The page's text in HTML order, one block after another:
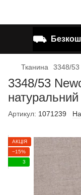
⛟
Тканина 3348/53
3348/53
Артикул: 1071239
АКЦІЯ
−15%
3